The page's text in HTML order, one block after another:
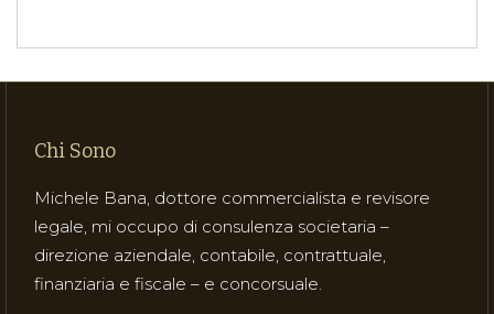
Chi Sono
Michele Bana, dottore commercialista e revisore
legale, mi occupo di consulenza societaria –
direzione aziendale, contabile, contrattuale,
finanziaria e fiscale – e concorsuale.